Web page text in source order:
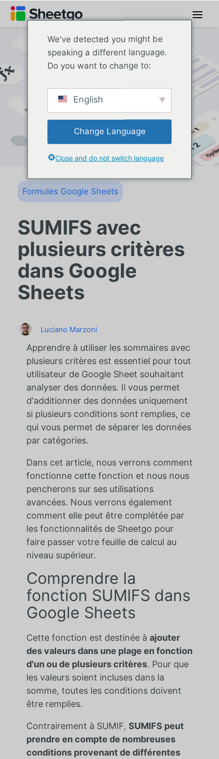
Formules Google Sheets
SUMIFS avec
plusieurs critères
dans Google
Sheets
Luciano Marzoni
Apprendre à utiliser les sommaires avec
plusieurs critères est essentiel pour tout
utilisateur de Google Sheet souhaitant
analyser des données. Il vous permet
d'additionner des données uniquement
si plusieurs conditions sont remplies, ce
qui vous permet de séparer les données
par catégories.
Dans cet article, nous verrons comment
fonctionne cette fonction et nous nous
pencherons sur ses utilisations
avancées. Nous verrons également
comment elle peut être complétée par
les fonctionnalités de Sheetgo pour
faire passer votre feuille de calcul au
niveau supérieur.
Comprendre la
fonction SUMIFS dans
Google Sheets
Cette fonction est destinée à ajouter
des valeurs dans une plage en fonction
d'un ou de plusieurs critères. Pour que
les valeurs soient incluses dans la
somme, toutes les conditions doivent
être remplies.
Contrairement à SUMIF, SUMIFS peut
prendre en compte de nombreuses
conditions provenant de différentes
We've detected you might be
speaking a different language.
Do you want to change to:
English
Change Language
Close and do not switch language